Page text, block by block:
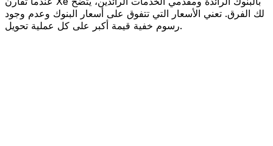
لك الفرق. تعني الأسعار التي تتفوق على أسعار البنوك وعدم وجود
رسوم خفية قيمة أكبر على كل عملية تحويل.